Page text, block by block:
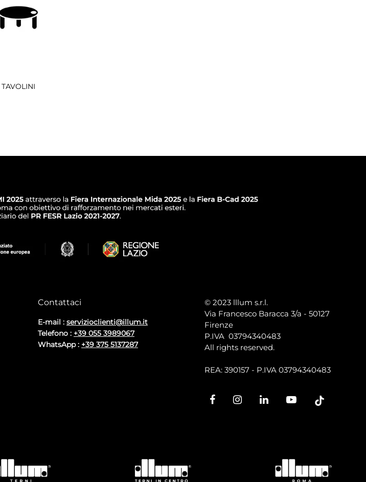
TAVOLINI
Contattaci
E-mail : servizioclienti@illum.it
Telefono : +39 055 3989067
WhatsApp : +39 375 5137287
© 2023 lllum s.r.l.
Via Francesco Baracca 3/a - 50127
Firenze
P.IVA 03794340483
All rights reserved.
REA: 390157 - P.IVA 03794340483